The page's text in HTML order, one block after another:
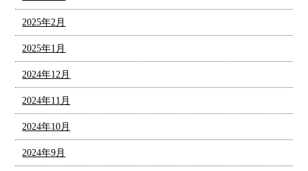
2025年2月
2025年1月
2024年12月
2024年11月
2024年10月
2024年9月